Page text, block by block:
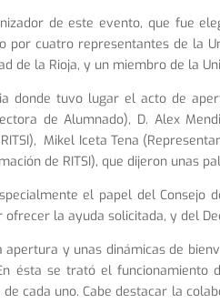
de este evento, que fue
por cuatro representantes de la
de la Rioja, y un miembro de la
donde tuvo lugar el acto de
de Alumnado), D. Alex
Mikel Iceta Tena
de RITSI), que dijeron unas
el papel del Consejo
ofrecer la ayuda solicitada, y del
apertura y unas dinámicas de
ésta se trató el funcionamiento
cada uno. Cabe destacar la